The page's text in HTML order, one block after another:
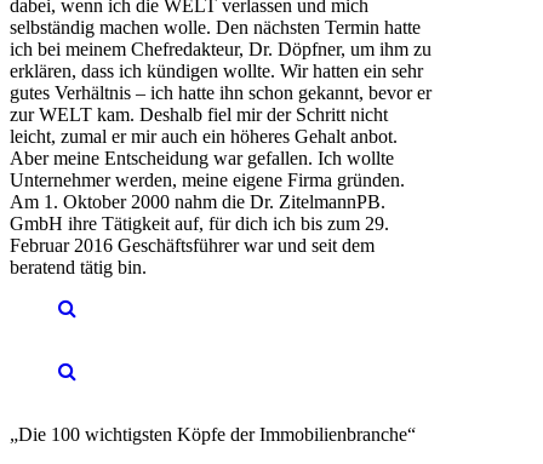
dabei, wenn ich die WELT verlassen und mich
selbständig machen wolle. Den nächsten Termin hatte
ich bei meinem Chefredakteur, Dr. Döpfner, um ihm zu
erklären, dass ich kündigen wollte. Wir hatten ein sehr
gutes Verhältnis – ich hatte ihn schon gekannt, bevor er
zur WELT kam. Deshalb fiel mir der Schritt nicht
leicht, zumal er mir auch ein höheres Gehalt anbot.
Aber meine Entscheidung war gefallen. Ich wollte
Unternehmer werden, meine eigene Firma gründen.
Am 1. Oktober 2000 nahm die Dr. ZitelmannPB.
GmbH ihre Tätigkeit auf, für dich ich bis zum 29.
Februar 2016 Geschäftsführer war und seit dem
beratend tätig bin.
„Die 100 wichtigsten Köpfe der Immobilienbranche“